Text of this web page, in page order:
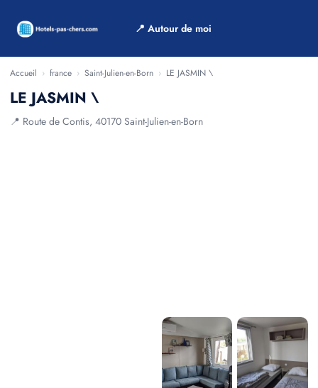
📍 Autour de moi
Accueil › france › Saint-Julien-en-Born › LE JASMIN \
LE JASMIN \
📍 Route de Contis, 40170 Saint-Julien-en-Born